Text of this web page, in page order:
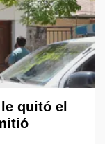
quitó el